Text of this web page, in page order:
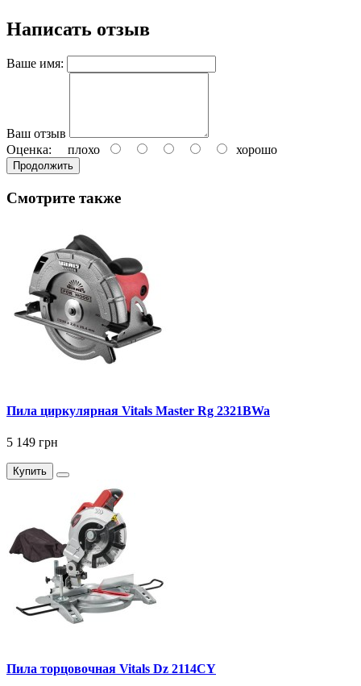
Написать отзыв
Ваше имя:
Ваш отзыв
Оценка: плохо хорошо
Продолжить
Смотрите также
Пила циркулярная Vitals Master Rg 2321BWa
5 149 грн
Купить
Пила торцовочная Vitals Dz 2114CY